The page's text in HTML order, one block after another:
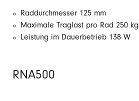
Raddurchmesser 125 mm
Maximale Traglast pro Rad 250 kg
Leistung im Dauerbetrieb 138 W
RNA500